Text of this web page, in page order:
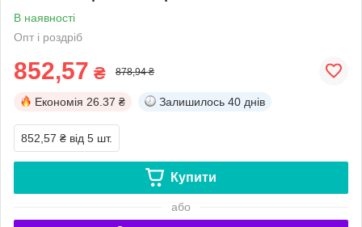
В наявності
Опт і роздріб
852,57 ₴ 878,94 ₴
Економія 26.37 ₴ Залишилось 40 днів
852,57 ₴ від 5 шт.
Купити
або